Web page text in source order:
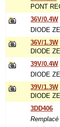
PONT
36V/0.4W
DIODE
36V/1.3W
DIODE
39V/0.4W
DIODE
39V/1.3W
DIODE
3DD406
Remplacé